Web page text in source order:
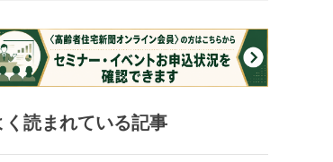
く読まれている記事